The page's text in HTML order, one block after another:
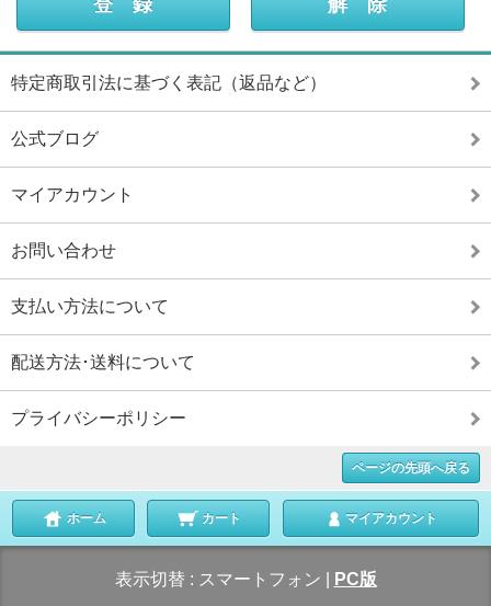
特定商取引法に基づく表記（返品など）
公式ブログ
マイアカウント
お問い合わせ
支払い方法について
配送方法･送料について
プライバシーポリシー
ページの先頭へ戻る
ホーム カート マイアカウント
表示切替 : スマートフォン PC版